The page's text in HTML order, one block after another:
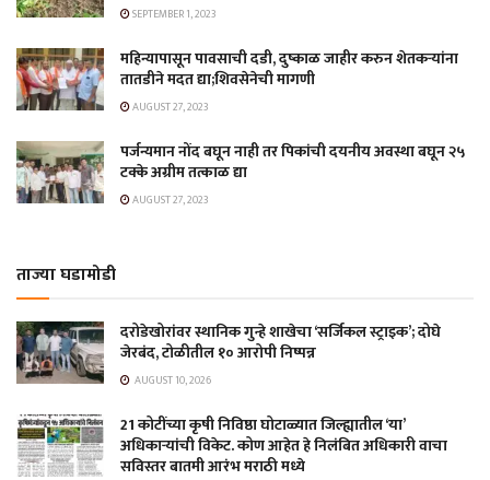
SEPTEMBER 1, 2023
महिन्यापासून पावसाची दडी, दुष्काळ जाहीर करुन शेतकऱ्यांना
तातडीने मदत द्या;शिवसेनेची मागणी
AUGUST 27, 2023
पर्जन्यमान नोंद बघून नाही तर पिकांची दयनीय अवस्था बघून २५
टक्के अग्रीम तत्काळ द्या
AUGUST 27, 2023
ताज्या घडामोडी
दरोडेखोरांवर स्थानिक गुन्हे शाखेचा ‘सर्जिकल स्ट्राइक’; दोघे
जेरबंद, टोळीतील १० आरोपी निष्पन्न
AUGUST 10, 2026
21 कोटींच्या कृषी निविष्ठा घोटाळ्यात जिल्ह्यातील ‘या’
अधिकाऱ्यांची विकेट. कोण आहेत हे निलंबित अधिकारी वाचा
सविस्तर बातमी आरंभ मराठी मध्ये